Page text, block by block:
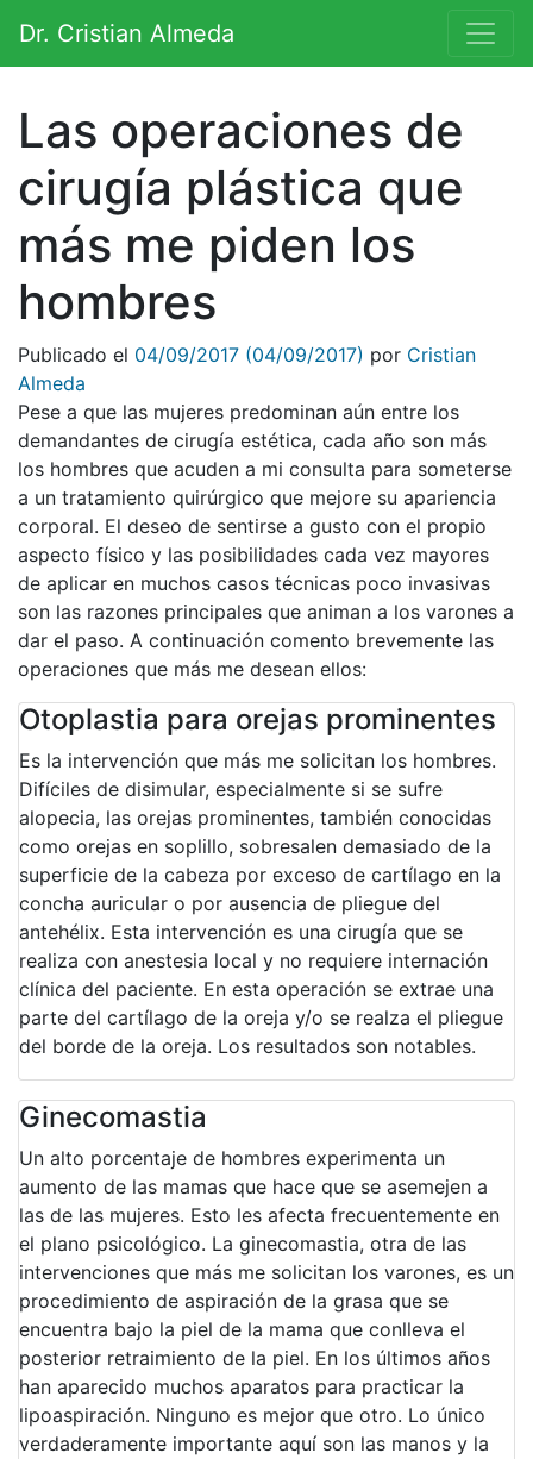
Navegación principal
Dr. Cristian Almeda
Las operaciones de
cirugía plástica que
más me piden los
hombres
Publicado el 04/09/2017 (04/09/2017) por Cristian
Almeda
Pese a que las mujeres predominan aún entre los
demandantes de cirugía estética, cada año son más
los hombres que acuden a mi consulta para someterse
a un tratamiento quirúrgico que mejore su apariencia
corporal. El deseo de sentirse a gusto con el propio
aspecto físico y las posibilidades cada vez mayores
de aplicar en muchos casos técnicas poco invasivas
son las razones principales que animan a los varones a
dar el paso. A continuación comento brevemente las
operaciones que más me desean ellos:
Otoplastia para orejas prominentes
Es la intervención que más me solicitan los hombres.
Difíciles de disimular, especialmente si se sufre
alopecia, las orejas prominentes, también conocidas
como orejas en soplillo, sobresalen demasiado de la
superficie de la cabeza por exceso de cartílago en la
concha auricular o por ausencia de pliegue del
antehélix. Esta intervención es una cirugía que se
realiza con anestesia local y no requiere internación
clínica del paciente. En esta operación se extrae una
parte del cartílago de la oreja y/o se realza el pliegue
del borde de la oreja. Los resultados son notables.
Ginecomastia
Un alto porcentaje de hombres experimenta un
aumento de las mamas que hace que se asemejen a
las de las mujeres. Esto les afecta frecuentemente en
el plano psicológico. La ginecomastia, otra de las
intervenciones que más me solicitan los varones, es un
procedimiento de aspiración de la grasa que se
encuentra bajo la piel de la mama que conlleva el
posterior retraimiento de la piel. En los últimos años
han aparecido muchos aparatos para practicar la
lipoaspiración. Ninguno es mejor que otro. Lo único
verdaderamente importante aquí son las manos y la